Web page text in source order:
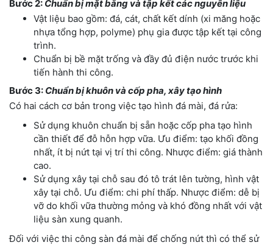
Bước 2: Chuẩn bị mặt bằng và tập kết các nguyên liệu
Vật liệu bao gồm: đá, cát, chất kết dính (xi măng hoặc
nhựa tổng hợp, polyme) phụ gia được tập kết tại công
trình.
Chuẩn bị bề mặt trống và đầy đủ điện nước trước khi
tiến hành thi công.
Bước 3: Chuẩn bị khuôn và cốp pha, xây tạo hình
Có hai cách cơ bản trong việc tạo hình đá mài, đá rửa:
Sử dụng khuôn chuẩn bị sẵn hoặc cốp pha tạo hình
cần thiết để đỗ hỗn hợp vữa. Ưu điểm: tạo khối đồng
nhất, ít bị nứt tại vị trí thi công. Nhược điểm: giá thành
cao.
Sử dụng xây tại chỗ sau đó tô trát lên tường, hình vật
xây tại chỗ. Ưu điểm: chi phí thấp. Nhược điểm: dễ bị
vỡ do khối vữa thường mỏng và khó đồng nhất với vật
liệu sàn xung quanh.
Đối với việc thi công sàn đá mài để chống nứt thì có thể sử